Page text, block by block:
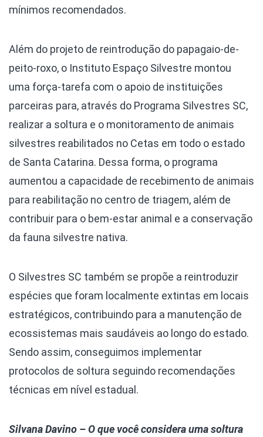
mínimos recomendados.
Além do projeto de reintrodução do papagaio-de-
peito-roxo, o Instituto Espaço Silvestre montou
uma força-tarefa com o apoio de instituições
parceiras para, através do Programa Silvestres SC,
realizar a soltura e o monitoramento de animais
silvestres reabilitados no Cetas em todo o estado
de Santa Catarina. Dessa forma, o programa
aumentou a capacidade de recebimento de animais
para reabilitação no centro de triagem, além de
contribuir para o bem-estar animal e a conservação
da fauna silvestre nativa.
O Silvestres SC também se propõe a reintroduzir
espécies que foram localmente extintas em locais
estratégicos, contribuindo para a manutenção de
ecossistemas mais saudáveis ao longo do estado.
Sendo assim, conseguimos implementar
protocolos de soltura seguindo recomendações
técnicas em nível estadual.
Silvana Davino – O que você considera uma soltura